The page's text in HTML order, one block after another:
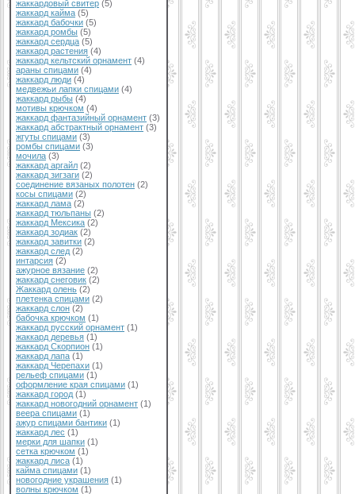
жаккардовый свитер (5)
жаккард кайма (5)
жаккард бабочки (5)
жаккард ромбы (5)
жаккард сердца (5)
жаккард растения (4)
жаккард кельтский орнамент (4)
араны спицами (4)
жаккард люди (4)
медвежьи лапки спицами (4)
жаккард рыбы (4)
мотивы крючком (4)
жаккард фантазийный орнамент (3)
жаккард абстрактный орнамент (3)
жгуты спицами (3)
ромбы спицами (3)
мочила (3)
жаккард аргайл (2)
жаккард зигзаги (2)
соединение вязаных полотен (2)
косы спицами (2)
жаккард лама (2)
жаккард тюльпаны (2)
жаккард Мексика (2)
жаккард зодиак (2)
жаккард завитки (2)
жаккард след (2)
интарсия (2)
ажурное вязание (2)
жаккард снеговик (2)
Жаккард олень (2)
плетенка спицами (2)
жаккард слон (2)
бабочка крючком (1)
жаккард русский орнамент (1)
жаккард деревья (1)
жаккард Скорпион (1)
жаккард лапа (1)
жаккард Черепахи (1)
рельеф спицами (1)
оформление края спицами (1)
жаккард город (1)
жаккард новогодний орнамент (1)
веера спицами (1)
ажур спицами бантики (1)
жаккард лес (1)
мерки для шапки (1)
сетка крючком (1)
жаккард лиса (1)
кайма спицами (1)
новогодние украшения (1)
волны крючком (1)